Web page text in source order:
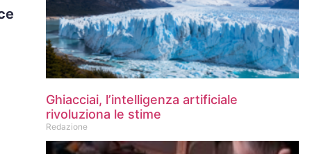
Ghiacciai, l’intelligenza artificiale
rivoluziona le stime
Redazione